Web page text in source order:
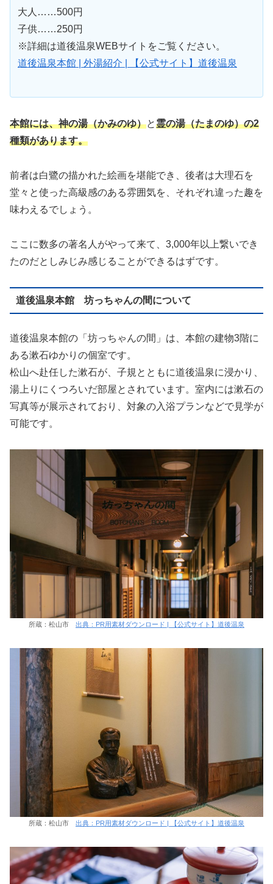
大人……500円
子供……250円
※詳細は道後温泉WEBサイトをご覧ください。
道後温泉本館 | 外湯紹介 | 【公式サイト】道後温泉
本館には、神の湯（かみのゆ）と霊の湯（たまのゆ）の2
種類があります。
前者は白鷺の描かれた絵画を堪能でき、後者は大理石を
堂々と使った高級感のある雰囲気を、それぞれ違った趣を
味わえるでしょう。
ここに数多の著名人がやって来て、3,000年以上繋いでき
たのだとしみじみ感じることができるはずです。
道後温泉本館 坊っちゃんの間について
道後温泉本館の「坊っちゃんの間」は、本館の建物3階に
ある漱石ゆかりの個室です。
松山へ赴任した漱石が、子規とともに道後温泉に浸かり、
湯上りにくつろいだ部屋とされています。室内には漱石の
写真等が展示されており、対象の入浴プランなどで見学が
可能です。
所蔵：松山市 出典：PR用素材ダウンロード | 【公式サイト】道後温泉
所蔵：松山市 出典：PR用素材ダウンロード | 【公式サイト】道後温泉